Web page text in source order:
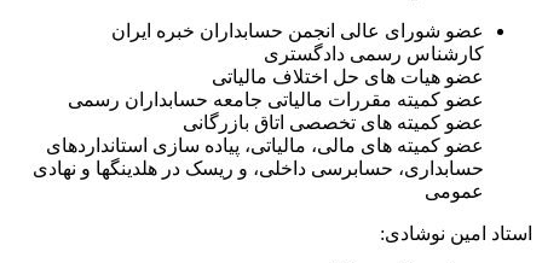
عضو شورای عالی انجمن حسابداران خبره ایران
کارشناس رسمی دادگستری
عضو هیات های حل اختلاف مالیاتی
عضو کمیته مقررات مالیاتی جامعه حسابداران رسمی
عضو کمیته های تخصصی اتاق بازرگانی
عضو کمیته های مالی، مالیاتی، پیاده سازی استانداردهای
حسابداری، حسابرسی داخلی، و ریسک در هلدینگها و نهادی
عمومی
استاد امین نوشادی: